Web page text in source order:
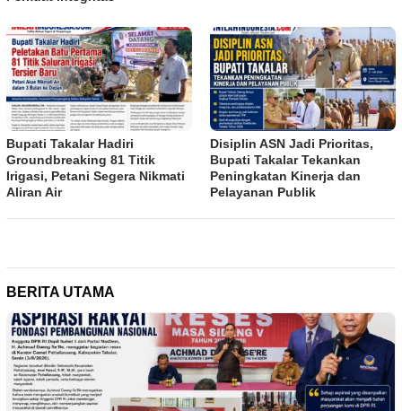
Bupati Takalar Hadiri
Groundbreaking 81 Titik
Irigasi, Petani Segera Nikmati
Aliran Air
Disiplin ASN Jadi Prioritas,
Bupati Takalar Tekankan
Peningkatan Kinerja dan
Pelayanan Publik
BERITA UTAMA